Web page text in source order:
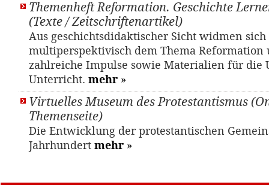
Themenheft Reformation. Geschichte
(Texte / Zeitschriftenartikel)
Aus geschichtsdidaktischer Sicht widmen
multiperspektivisch dem Thema
zahlreiche Impulse sowie Materialien für die
Unterricht. mehr »
Virtuelles Museum des Protestantismus
Themenseite)
Die Entwicklung der protestantischen
Jahrhundert mehr »